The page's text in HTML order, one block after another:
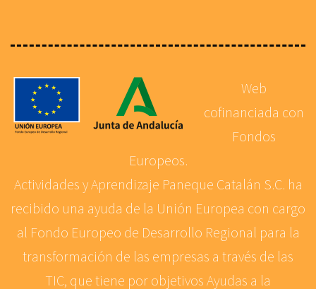
Web
cofinanciada con
Fondos
Europeos.
Actividades y Aprendizaje Paneque Catalán S.C. ha
recibido una ayuda de la Unión Europea con cargo
al Fondo Europeo de Desarrollo Regional para la
transformación de las empresas a través de las
TIC, que tiene por objetivos Ayudas a la